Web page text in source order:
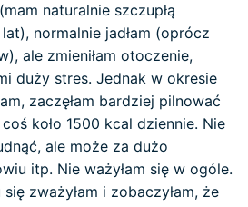
(mam naturalnie szczupłą
normalnie jadłam (oprócz
ale zmieniłam otoczenie,
duży stres. Jednak w okresie
zaczęłam bardziej pilnować
koło 1500 kcal dziennie. Nie
ale może za dużo
itp. Nie ważyłam się w ogóle.
zważyłam i zobaczyłam, że